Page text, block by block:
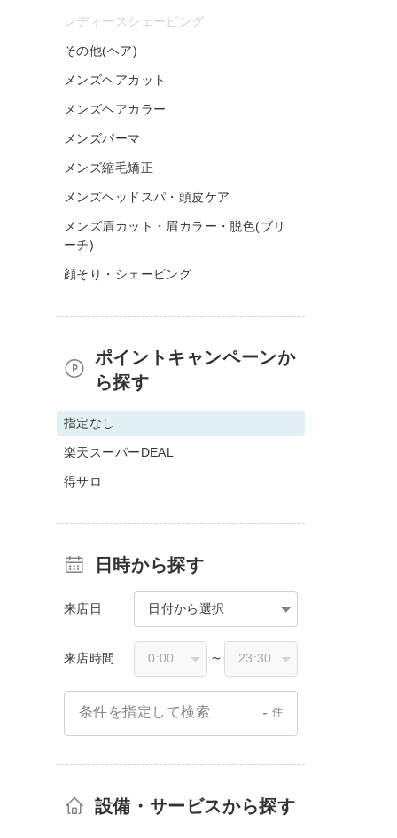
レディースシェービング
その他(ヘア)
メンズヘアカット
メンズヘアカラー
メンズパーマ
メンズ縮毛矯正
メンズヘッドスパ・頭皮ケア
メンズ眉カット・眉カラー・脱色(ブリ
ーチ)
顔そり・シェービング
ポイントキャンペーンか
ら探す
指定なし
楽天スーパーDEAL
得サロ
日時から探す
来店日 日付から選択
来店時間 〜
条件を指定して検索 - 件
設備・サービスから探す